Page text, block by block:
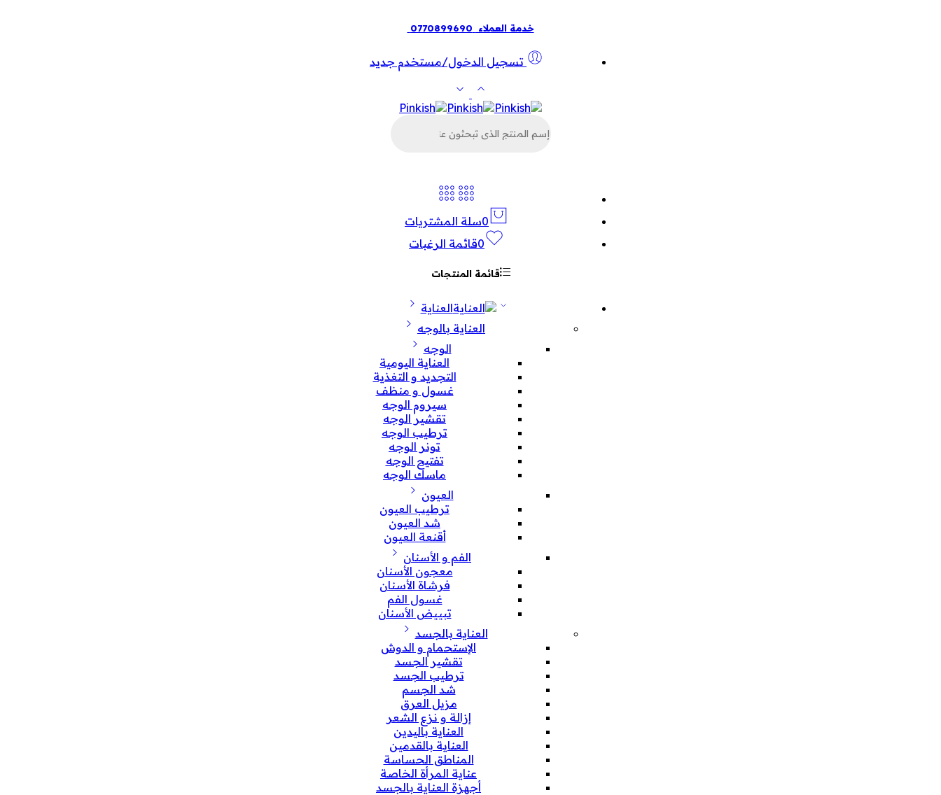
خدمة العملاء 0770899690
تسجيل الدخول/مستخدم جديد
عن
0سلة المشتريات
0قائمة الرغبات
قائمة المنتجات
العناية
العناية بالوجه
الوجه
العناية اليومية
التجديد و التغذية
غسول و منظف
سيروم الوجه
تقشير الوجه
ترطيب الوجه
تونر الوجه
تفتيح الوجه
ماسك الوجه
العيون
ترطيب العيون
شد العيون
أقنعة العيون
الفم و الأسنان
معجون الأسنان
فرشاة الأسنان
غسول الفم
تبييض الأسنان
العناية بالجسد
الإستحمام و الدوش
تقشير الجسد
ترطيب الجسد
شد الجسم
مزيل العرق
إزالة و نزع الشعر
العناية باليدين
العناية بالقدمين
المناطق الحساسة
عناية المرأة الخاصة
أجهزة العناية بالجسد